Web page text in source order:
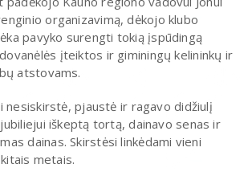
organizavimą, dėkojo klubo
pavyko surengti tokią įspūdingą
įteiktos ir giminingų kelininkų ir
atstovams.
nesiskirstė, pjaustė ir ragavo didžiulį
jubiliejui iškeptą tortą, dainavo senas ir
dainas. Skirstėsi linkėdami vieni
metais.